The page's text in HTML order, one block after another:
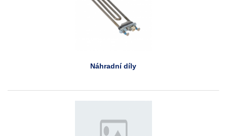
Náhradní díly